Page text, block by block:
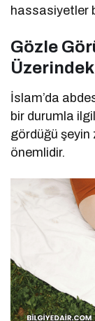
hassasiyetler
Gözle
İslam’da
bir durumla
gördüğü şeyin
önemlidir.